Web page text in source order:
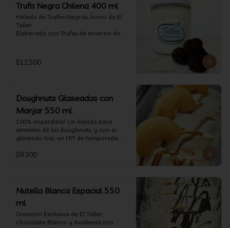
Trufa Negra Chilena 400 ml
Helado de Trufas Negras, Ícono de El
Taller
Elaborado con Trufas de Invierno de
cremoso y con un delicado proceso
para obtener una experiencia
esta Edición es muy Limitada,
aproveche ya de vivir esta fantástica
experiencia!!
Ya disponible en www.eltallerchile.cl
$12.500
Doughnuts Glaseadas con
Manjar 550 ml
100% imperdible! Un helado para
amantes de las doughnuts, y con el
glaseado top, un HIT de temporada.
$8.300
Nutella Blanca Espacial 550
ml
Creación Exclusiva de El Taller,
Chocolate Blanco y Avellanas con